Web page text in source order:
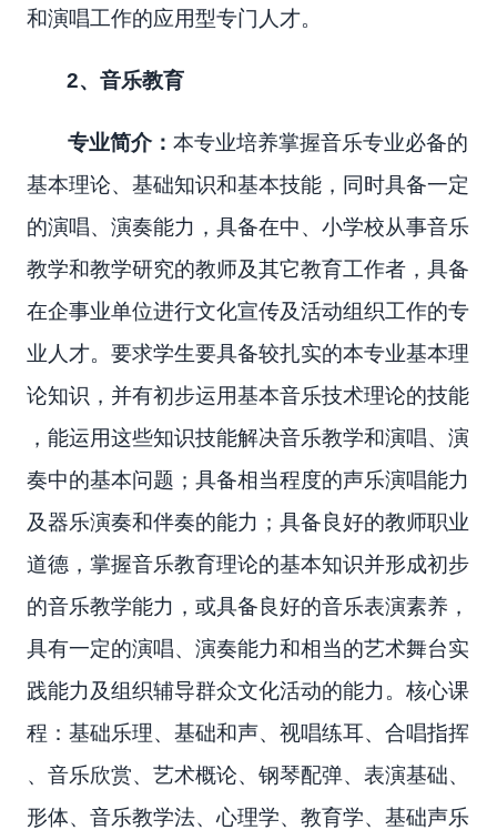
和演唱工作的应用型专门人才。
2、音乐教育
专业简介： 本专业培养掌握音乐专业必备的
基本理论、基础知识和基本技能，同时具备一定
的演唱、演奏能力，具备在中、小学校从事音乐
教学和教学研究的教师及其它教育工作者，具备
在企事业单位进行文化宣传及活动组织工作的专
业人才。要求学生要具备较扎实的本专业基本理
论知识，并有初步运用基本音乐技术理论的技能
，能运用这些知识技能解决音乐教学和演唱、演
奏中的基本问题；具备相当程度的声乐演唱能力
及器乐演奏和伴奏的能力；具备良好的教师职业
道德，掌握音乐教育理论的基本知识并形成初步
的音乐教学能力，或具备良好的音乐表演素养，
具有一定的演唱、演奏能力和相当的艺术舞台实
践能力及组织辅导群众文化活动的能力。核心课
程：基础乐理、基础和声、视唱练耳、合唱指挥
、音乐欣赏、艺术概论、钢琴配弹、表演基础、
形体、音乐教学法、心理学、教育学、基础声乐